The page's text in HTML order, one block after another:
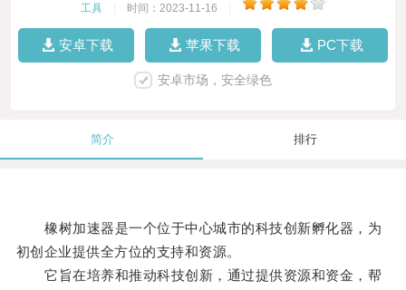
工具 时间：2023-11-16
安卓下载 苹果下载 PC下载
安卓市场，安全绿色
简介 排行
橡树加速器是一个位于中心城市的科技创新孵化器，为
初创企业提供全方位的支持和资源。
它旨在培养和推动科技创新，通过提供资源和资金，帮